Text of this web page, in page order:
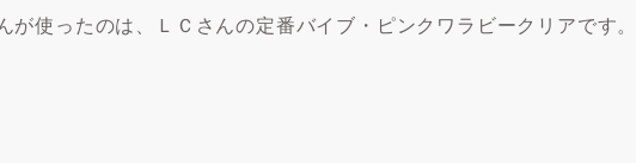
使ったのは、ＬＣさんの定番バイブ・ピンクワラビークリアです。